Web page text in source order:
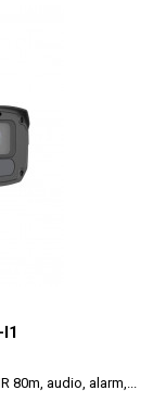
80m, audio, alarm,...